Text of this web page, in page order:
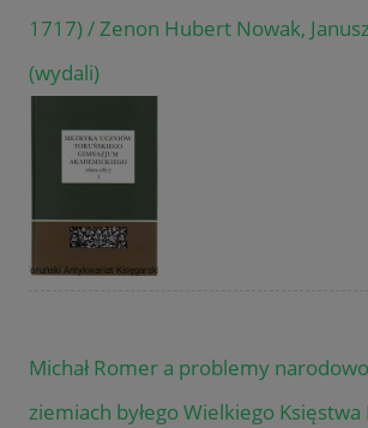
1717) / Zenon Hubert Nowak,
(wydali)
Michał Romer a problemy
ziemiach byłego Wielkiego